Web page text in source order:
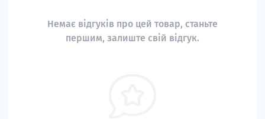
Немає відгуків про цей товар, станьте
першим, залиште свій відгук.